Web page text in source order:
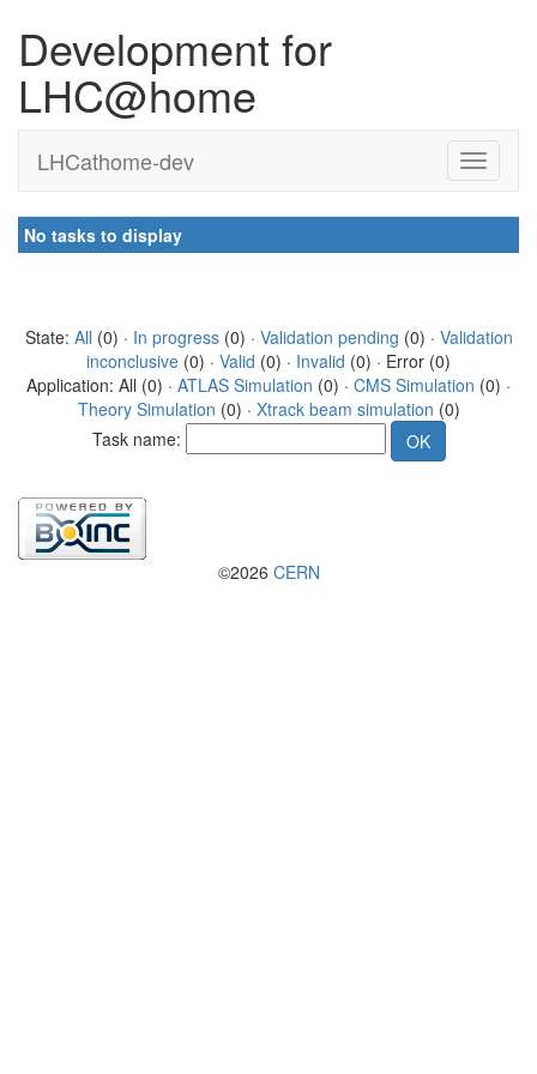
Development for
LHC@home
LHCathome-dev
No tasks to display
State: All (0) · In progress(0) · Validation pending (0) · Validation
inconclusive (0) · Valid (0) · Invalid (0) · Error (0)
Application: All (0) · ATLAS Simulation (0) · CMS Simulation (0) ·
Theory Simulation (0) · Xtrack beam simulation (0)
Task name:
©2026 CERN